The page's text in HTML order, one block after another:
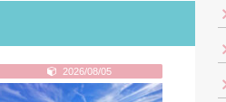
2026/08/05